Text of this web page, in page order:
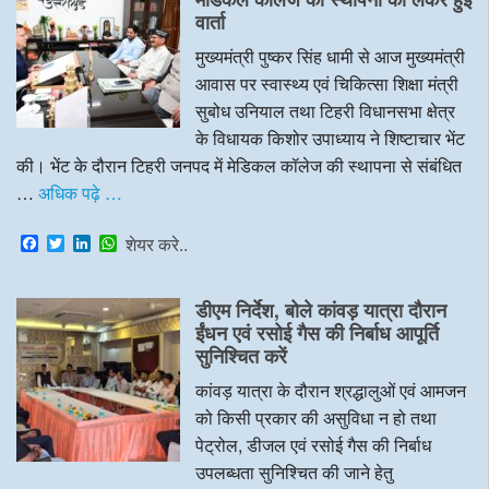
वार्ता
मुख्यमंत्री पुष्कर सिंह धामी से आज मुख्यमंत्री
आवास पर स्वास्थ्य एवं चिकित्सा शिक्षा मंत्री
सुबोध उनियाल तथा टिहरी विधानसभा क्षेत्र
के विधायक किशोर उपाध्याय ने शिष्टाचार भेंट
की। भेंट के दौरान टिहरी जनपद में मेडिकल कॉलेज की स्थापना से संबंधित
… अधिक पढ़े …
F
a
e
b
o
o
k
T
w
t
t
e
r
L
k
e
d
I
n
W
t
s
A
p
p
शेयर करे..
डीएम निर्देश, बोले कांवड़ यात्रा दौरान
ईंधन एवं रसोई गैस की निर्बाध आपूर्ति
सुनिश्चित करें
कांवड़ यात्रा के दौरान श्रद्धालुओं एवं आमजन
को किसी प्रकार की असुविधा न हो तथा
पेट्रोल, डीजल एवं रसोई गैस की निर्बाध
उपलब्धता सुनिश्चित की जाने हेतु